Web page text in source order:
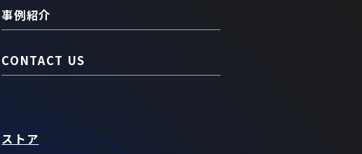
事例紹介
CONTACT US
ストア